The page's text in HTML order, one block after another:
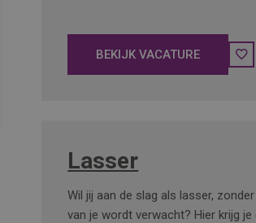
BEKIJK VACATURE
Lasser
Wil jij aan de slag als lasser,
van je wordt verwacht? Hier krijg